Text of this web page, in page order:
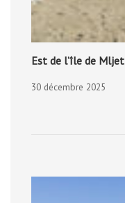
Est de l’île de Mljet
30 décembre 2025